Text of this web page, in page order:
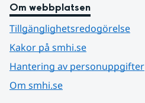
Om webbplatsen
Tillgänglighetsredogörelse
Kakor på smhi.se
Hantering av personuppgifter
Om smhi.se